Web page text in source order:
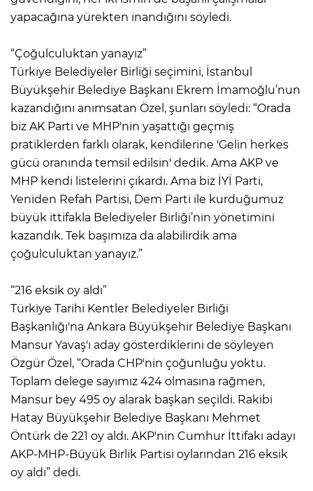
yapacağına yürekten inandığını söyledi.
“Çoğulculuktan yanayız”
Türkiye Belediyeler Birliği seçimini, İstanbul
Büyükşehir Belediye Başkanı Ekrem İmamoğlu’nun
kazandığını anımsatan Özel, şunları söyledi: “Orada
biz AK Parti ve MHP'nin yaşattığı geçmiş
pratiklerden farklı olarak, kendilerine 'Gelin herkes
gücü oranında temsil edilsin' dedik. Ama AKP ve
MHP kendi listelerini çıkardı. Ama biz İYİ Parti,
Yeniden Refah Partisi, Dem Parti ile kurduğumuz
büyük ittifakla Belediyeler Birliği’nin yönetimini
kazandık. Tek başımıza da alabilirdik ama
çoğulculuktan yanayız.”
“216 eksik oy aldı”
Türkiye Tarihi Kentler Belediyeler Birliği
Başkanlığı'na Ankara Büyükşehir Belediye Başkanı
Mansur Yavaş'ı aday gösterdiklerini de söyleyen
Özgür Özel, “Orada CHP'nin çoğunluğu yoktu.
Toplam delege sayımız 424 olmasına rağmen,
Mansur bey 495 oy alarak başkan seçildi. Rakibi
Hatay Büyükşehir Belediye Başkanı Mehmet
Öntürk de 221 oy aldı. AKP'nin Cumhur İttifakı adayı
AKP-MHP-Büyük Birlik Partisi oylarından 216 eksik
oy aldı” dedi.